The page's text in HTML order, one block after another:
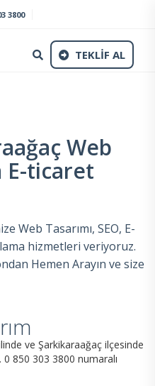
3800
TEKLİF AL
Web
E-ticaret
Web Tasarımı, SEO, E-
hizmetleri veriyoruz.
Hemen Arayın ve size
ve Şarkikaraağaç ilçesinde
850 303 3800 numaralı